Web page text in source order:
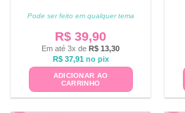
Pode ser feito em qualquer tema
R$ 39,90
Em até 3x de R$ 13,30
R$37,91 no pix
ADICIONAR AO
CARRINHO